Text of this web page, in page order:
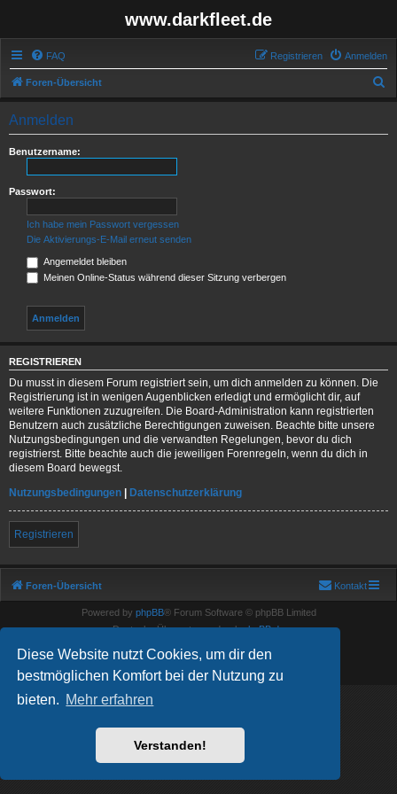
Diese Website nutzt Cookies, um dir den
bestmöglichen Komfort bei der Nutzung zu
bieten. Mehr erfahren
Verstanden!
www.darkfleet.de
FAQ Anmelden
Registrieren
Foren-Übersicht
u
Anmelden
Benutzername:
Passwort:
Ich habe mein Passwort vergessen
Die Aktivierungs-E-Mail erneut senden
Angemeldet bleiben
Meinen Online-Status während dieser Sitzung verbergen
REGISTRIEREN
Du musst in diesem Forum registriert sein, um dich anmelden zu können. Die
Registrierung ist in wenigen Augenblicken erledigt und ermöglicht dir, auf
weitere Funktionen zuzugreifen. Die Board-Administration kann registrierten
Benutzern auch zusätzliche Berechtigungen zuweisen. Beachte bitte unsere
Nutzungsbedingungen und die verwandten Regelungen, bevor du dich
registrierst. Bitte beachte auch die jeweiligen Forenregeln, wenn du dich in
diesem Board bewegst.
Nutzungsbedingungen | Datenschutzerklärung
Registrieren
Foren-Übersicht Kontakt
Powered by phpBB® Forum Software © phpBB Limited
Deutsche Übersetzung durchphpBB.de
Show Registration Code
Datenschutz Nutzungsbedingungen